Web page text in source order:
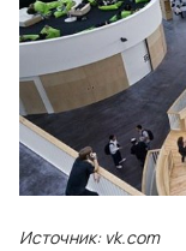
Источник: vk.com